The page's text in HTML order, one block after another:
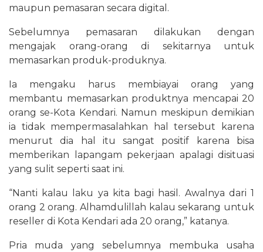
maupun pemasaran secara digital.
Sebelumnya pemasaran dilakukan dengan
mengajak orang-orang di sekitarnya untuk
memasarkan produk-produknya.
Ia mengaku harus membiayai orang yang
membantu memasarkan produktnya mencapai 20
orang se-Kota Kendari. Namun meskipun demikian
ia tidak mempermasalahkan hal tersebut karena
menurut dia hal itu sangat positif karena bisa
memberikan lapangam pekerjaan apalagi disituasi
yang sulit seperti saat ini.
“Nanti kalau laku ya kita bagi hasil. Awalnya dari 1
orang 2 orang. Alhamdulillah kalau sekarang untuk
reseller di Kota Kendari ada 20 orang,” katanya.
Pria muda yang sebelumnya membuka usaha